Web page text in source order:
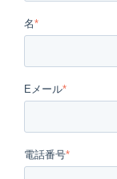
名*
Eメール*
電話番号*